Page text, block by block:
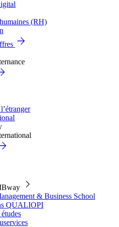
(RH)
& Business School
QUALIOPI